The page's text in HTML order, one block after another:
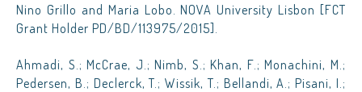
Nino Grillo and Maria Lobo. NOVA University Lisbon [FCT
Grant Holder PD/BD/113975/2015].
Ahmadi, S.; McCrae, J.; Nimb, S.; Khan, F.; Monachini, M.;
Pedersen, B.; Declerck, T.; Wissik, T.; Bellandi, A.; Pisani, I.;